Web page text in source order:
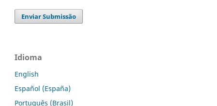
Enviar Submissão
Idioma
English
Español (España)
Português (Brasil)